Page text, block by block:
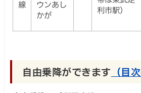
線
ウンあし
かが
利市駅）
自由乗降ができます （目